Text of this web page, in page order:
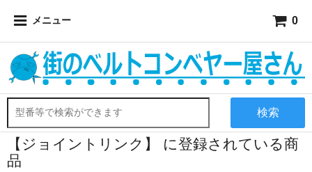
メニュー 0
検索
【ジョイントリンク】 に登録されている商
品